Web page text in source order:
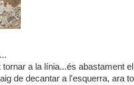
a la línia...és abastament
de decantar a l'esquerra, ara